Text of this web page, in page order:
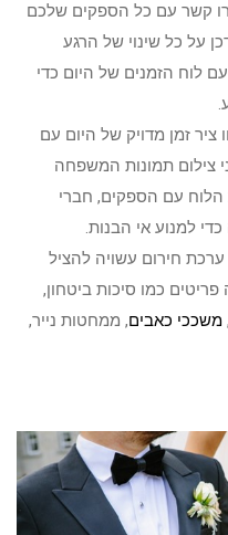
עם כל הספקים שלכם
על כל שינוי של הרגע
לוח הזמנים של היום כדי
זמן מדויק של היום עם
תמונות המשפחה
עם הספקים, חברי
למנוע אי הבנות.
חירום עשויה להציל
כמו סיכות ביטחון,
כאבים, ממחטות נייר,